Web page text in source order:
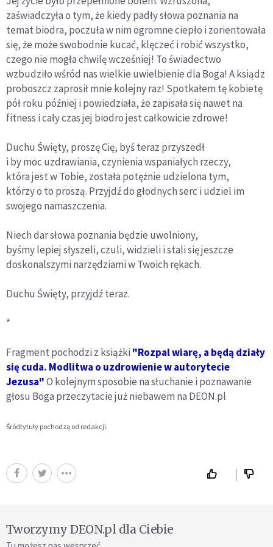
zaświadczyła o tym, że kiedy padły słowa poznania na
temat biodra, poczuła w nim ogromne ciepło i zorientowała
się, że może swobodnie kucać, klęczeć i robić wszystko,
czego nie mogła chwilę wcześniej! To świadectwo
wzbudziło wśród nas wielkie uwielbienie dla Boga! A ksiądz
proboszcz zaprosił mnie kolejny raz! Spotkałem tę kobietę
pół roku później i powiedziała, że zapisała się nawet na
fitness i cały czas jej biodro jest całkowicie zdrowe!
Duchu Święty, proszę Cię, byś teraz przyszedł
i by moc uzdrawiania, czynienia wspaniałych rzeczy,
która jest w Tobie, została potężnie udzielona tym,
którzy o to proszą. Przyjdź do głodnych serc i udziel im
swojego namaszczenia.
Niech dar słowa poznania będzie uwolniony,
byśmy lepiej słyszeli, czuli, widzieli i stali się jeszcze
doskonalszymi narzędziami w Twoich rękach.
Duchu Święty, przyjdź teraz.
*
Fragment pochodzi z książki "Rozpal wiarę, a będą działy
się cuda. Modlitwa o uzdrowienie w autorytecie
Jezusa"O kolejnym sposobie na słuchanie i poznawanie
głosu Boga przeczytacie już niebawem na DEON.pl
Śródtytuły pochodzą od redakcji.
Tworzymy DEON.pl dla Ciebie